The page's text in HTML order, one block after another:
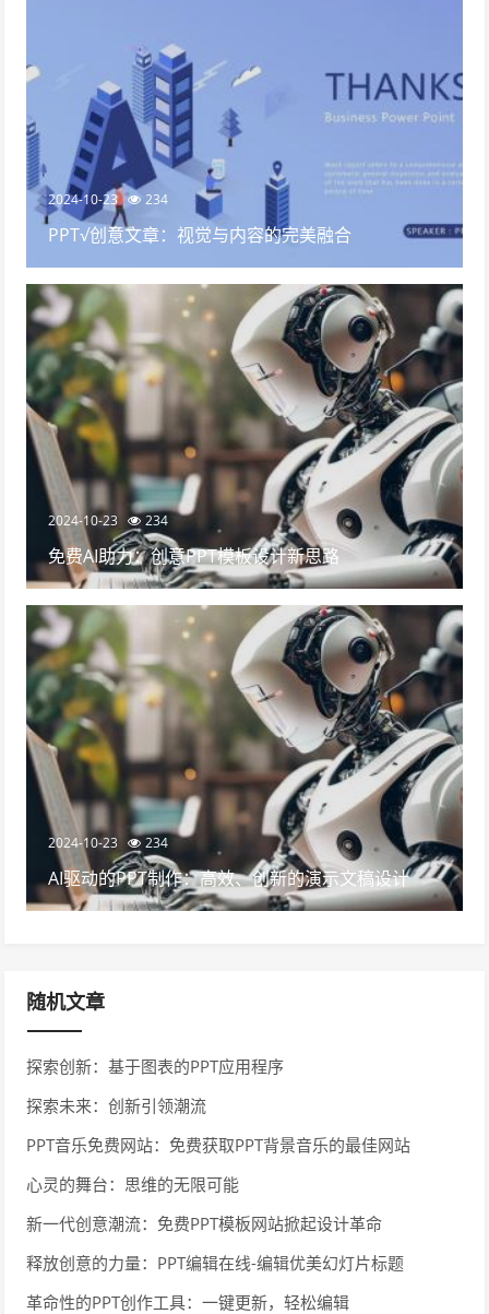
2024-10-23 234
PPT√创意文章：视觉与内容的完美融合
2024-10-23 234
免费AI助力：创意PPT模板设计新思路
2024-10-23 234
AI驱动的PPT制作：高效、创新的演示文稿设计
随机文章
探索创新：基于图表的PPT应用程序
探索未来：创新引领潮流
PPT音乐免费网站：免费获取PPT背景音乐的最佳网站
心灵的舞台：思维的无限可能
新一代创意潮流：免费PPT模板网站掀起设计革命
释放创意的力量：PPT编辑在线-编辑优美幻灯片标题
革命性的PPT创作工具：一键更新，轻松编辑